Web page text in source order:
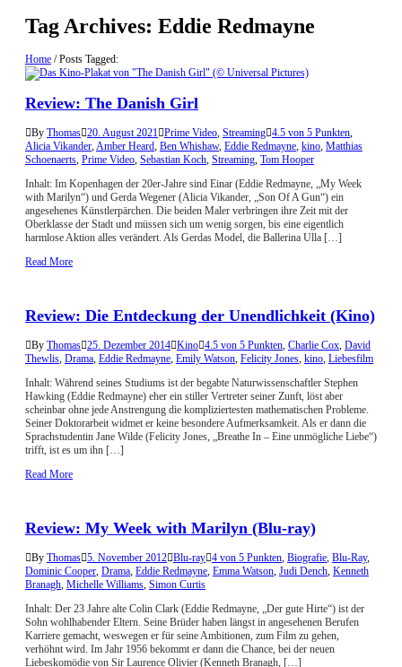
Tag Archives: Eddie Redmayne
Home /Posts Tagged:
Review: The Danish Girl
By Thomas 20. August 2021 Prime Video, Streaming 4.5 von 5 Punkten,
Alicia Vikander,Amber Heard, Ben Whishaw, Eddie Redmayne, kino, Matthias
Schoenaerts, Prime Video, Sebastian Koch, Streaming, Tom Hooper
Inhalt: Im Kopenhagen der 20er-Jahre sind Einar (Eddie Redmayne, „My Week
with Marilyn“) und Gerda Wegener (Alicia Vikander, „Son Of A Gun“) ein
angesehenes Künstlerpärchen. Die beiden Maler verbringen ihre Zeit mit der
Oberklasse der Stadt und müssen sich um wenig sorgen, bis eine eigentlich
harmlose Aktion alles verändert. Als Gerdas Model, die Ballerina Ulla […]
Read More
Review: Die Entdeckung der Unendlichkeit (Kino)
By Thomas 25. Dezember 2014 Kino 4.5 von 5 Punkten, Charlie Cox, David
Thewlis, Drama, Eddie Redmayne, Emily Watson, Felicity Jones, kino, Liebesfilm
Inhalt: Während seines Studiums ist der begabte Naturwissenschaftler Stephen
Hawking (Eddie Redmayne) eher ein stiller Vertreter seiner Zunft, löst aber
scheinbar ohne jede Anstrengung die kompliziertesten mathematischen Probleme.
Seiner Doktorarbeit widmet er keine besondere Aufmerksamkeit. Als er dann die
Sprachstudentin Jane Wilde (Felicity Jones, „Breathe In – Eine unmögliche Liebe“)
trifft, ist es um ihn […]
Read More
Review: My Week with Marilyn (Blu-ray)
By Thomas 5. November 2012 Blu-ray 4 von 5 Punkten Biografie Blu-Ray,
Dominic Cooper Drama Eddie Redmayne Emma Watson Judi Dench Kenneth
Branagh Michelle Williams Simon Curtis
Inhalt: Der 23 Jahre alte Colin Clark (Eddie Redmayne, „Der gute Hirte“) ist der
Sohn wohlhabender Eltern. Seine Brüder haben längst in angesehenen Berufen
Karriere gemacht, weswegen er für seine Ambitionen, zum Film zu gehen,
verhöhnt wird. Im Jahr 1956 bekommt er dann die Chance, bei der neuen
Liebeskomödie von Sir Laurence Olivier (Kenneth Branagh, […]